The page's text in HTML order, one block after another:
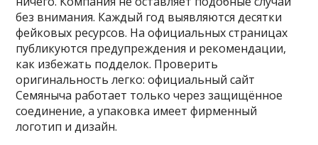
без внимания. Каждый год выявляются десятки
фейковых ресурсов. На официальных страницах
публикуются предупреждения и рекомендации,
как избежать подделок. Проверить
оригинальность легко: официальный сайт
Семяныча работает только через защищённое
соединение, а упаковка имеет фирменный
логотип и дизайн.